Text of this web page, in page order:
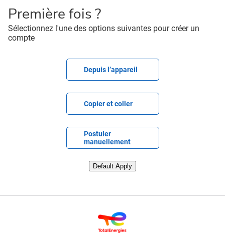
Première fois ?
Sélectionnez l'une des options suivantes pour créer un
compte
Depuis l’appareil
Copier et coller
Postuler
manuellement
Télécharger le CV plus tard
Default Apply
Télécharger le CV depuis Linkedin